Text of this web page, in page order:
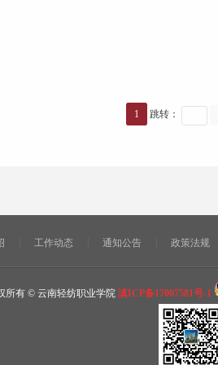
1 跳转：
工作动态 通知公告 政策法规
所有 © 云南轻纺职业学院 滇ICP备17007581号-1